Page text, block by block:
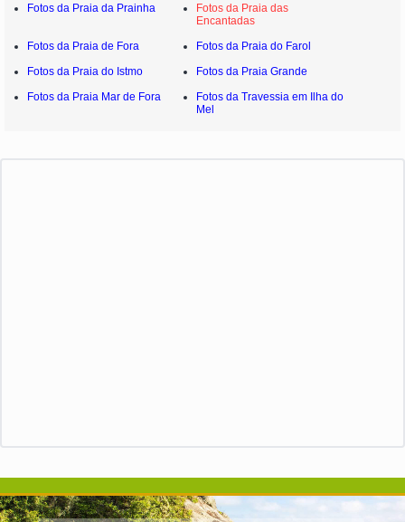
Fotos da Praia da Prainha
Fotos da Praia das
Encantadas
Fotos da Praia de Fora
Fotos da Praia do Farol
Fotos da Praia do Istmo
Fotos da Praia Grande
Fotos da Praia Mar de Fora
Fotos da Travessia em Ilha do
Mel